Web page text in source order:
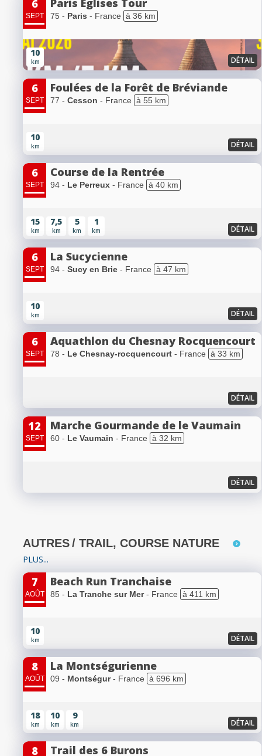
6
SEPT
Paris Eglises Tour
75 - Paris - France à 36 km
10
km DÉTAIL
6
SEPT
Foulées de la Forêt de Bréviande
77 - Cesson - France à 55 km
10
km DÉTAIL
6
SEPT
Course de la Rentrée
94 - Le Perreux - France à 40 km
15
km
7,5
km
5
km
1
km DÉTAIL
6
SEPT
La Sucycienne
94 - Sucy en Brie - France à 47 km
10
km DÉTAIL
6
SEPT
Aquathlon du Chesnay Rocquencourt
78 - Le Chesnay-rocquencourt - France à 33 km
DÉTAIL
12
SEPT
Marche Gourmande de le Vaumain
60 - Le Vaumain - France à 32 km
DÉTAIL
AUTRES/ TRAIL, COURSE NATURE
PLUS...
7
AOÛT
Beach Run Tranchaise
85 - La Tranche sur Mer- France à 411 km
10
km DÉTAIL
8
AOÛT
La Montségurienne
09 - Montségur- France à 696 km
18
km
10
km
9
km DÉTAIL
8 Trail des 6 Burons